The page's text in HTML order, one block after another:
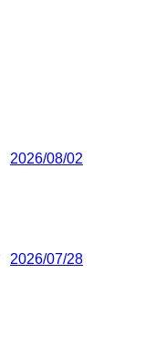
2026/08/02
2026/07/28